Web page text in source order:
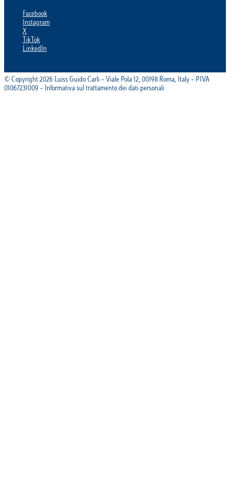
Facebook
Instagram
X
TikTok
LinkedIn
© Copyright 2026 Luiss Guido Carli – Viale Pola 12, 00198 Roma, Italy – P.IVA
01067231009 – Informativa sul trattamento dei dati personali